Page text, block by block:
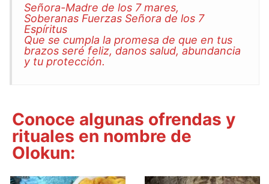
Señora-Madre de los 7 mares,
Soberanas Fuerzas Señora de los 7
Espíritus
Que se cumpla la promesa de que en tus
brazos seré feliz, danos salud, abundancia
y tu protección.
Conoce algunas ofrendas y
rituales en nombre de
Olokun: